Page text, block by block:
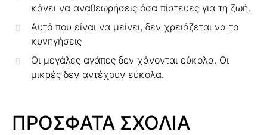
κάνει να αναθεωρήσεις όσα πίστευες για τη ζωή.
Αυτό που είναι να μείνει, δεν χρειάζεται να το
κυνηγήσεις
Οι μεγάλες αγάπες δεν χάνονται εύκολα. Οι
μικρές δεν αντέχουν εύκολα.
ΠΡΟΣΦΑΤΑ ΣΧΟΛΙΑ